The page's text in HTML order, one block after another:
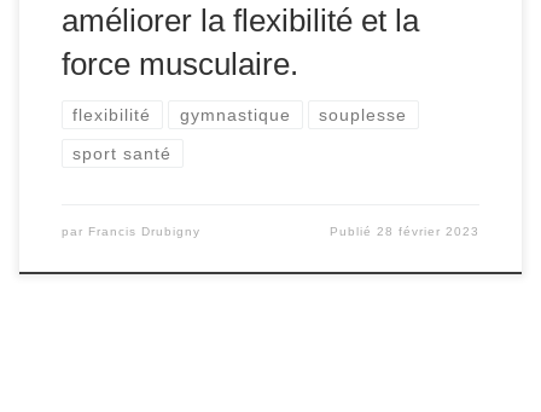
améliorer la flexibilité et la
force musculaire.
flexibilité gymnastique souplesse
sport santé
par Francis Drubigny Publié28 février 2023